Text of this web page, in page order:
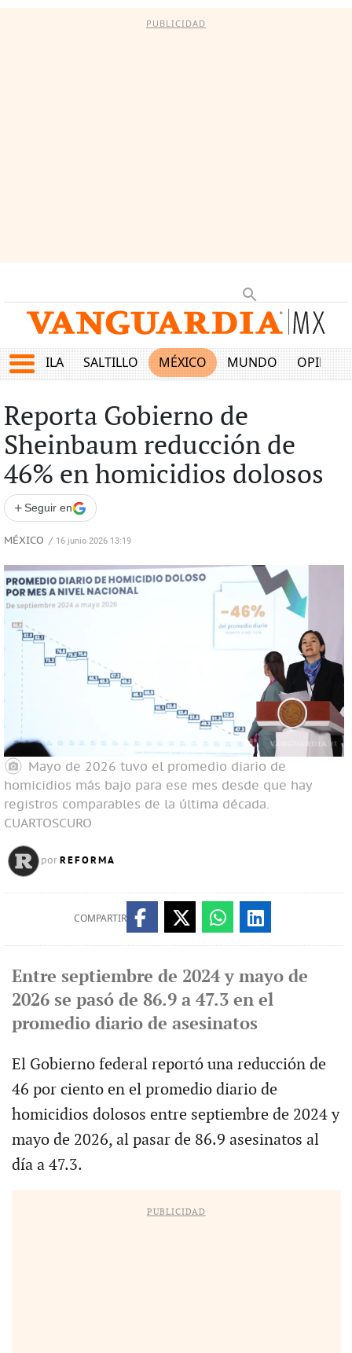
PUBLICIDAD
COAHUILA SALTILLO MÉXICO MUNDO OPINIÓN
Reporta Gobierno de
Sheinbaum reducción de
46% en homicidios dolosos
+ Seguir en
MÉXICO / 16 junio 2026 13:19
Mayo de 2026 tuvo el promedio diario de
homicidios más bajo para ese mes desde que hay
registros comparables de la última década.
CUARTOSCURO
por REFORMA
COMPARTIR
Entre septiembre de 2024 y mayo de
2026 se pasó de 86.9 a 47.3 en el
promedio diario de asesinatos
El Gobierno federal reportó una reducción de
46 por ciento en el promedio diario de
homicidios dolosos entre septiembre de 2024 y
mayo de 2026, al pasar de 86.9 asesinatos al
día a 47.3.
PUBLICIDAD